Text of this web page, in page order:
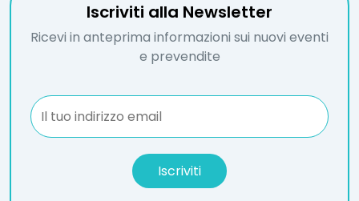
Iscriviti alla Newsletter
Ricevi in anteprima informazioni sui nuovi eventi
e prevendite